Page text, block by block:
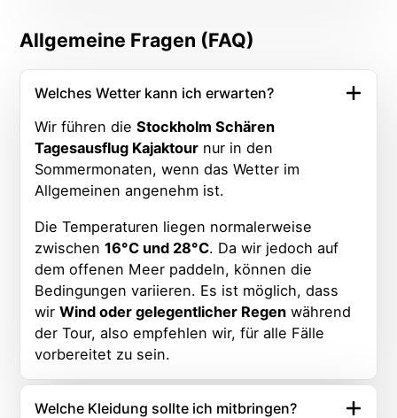
Allgemeine Fragen (FAQ)
Welches Wetter kann ich erwarten?
Wir führen dieStockholm Schären
Tagesausflug Kajaktour nur in den
Sommermonaten, wenn das Wetter im
Allgemeinen angenehm ist.
Die Temperaturen liegen normalerweise
zwischen16°C und 28°C. Da wir jedoch auf
dem offenen Meer paddeln, können die
Bedingungen variieren. Es ist möglich, dass
wirWind oder gelegentlicher Regen während
der Tour, also empfehlen wir, für alle Fälle
vorbereitet zu sein.
Welche Kleidung sollte ich mitbringen?